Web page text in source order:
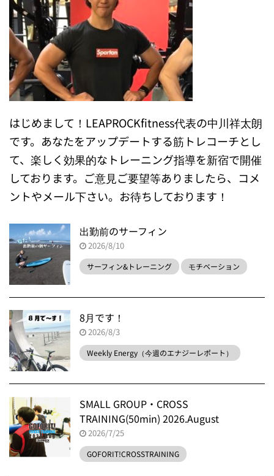
はじめまして！LEAPROCKfitness代表の中川祥太朗
です。あなたをアップデートする筋トレコーチとし
て、楽しく効果的なトレーニング指導を新宿で開催
しております。ご意見ご要望等ありましたら、コメ
ントやメール下さい。お待ちしております！
出勤前のサーフィン
2026/8/10
サーフィン&トレーニング モチベーション
8月です！
2026/8/3
Weekly Energy（今週のエナジーレポート）
SMALL GROUP・CROSS
TRAINING(50min) 2026.August
2026/7/25
GOFORIT!CROSSTRAINING